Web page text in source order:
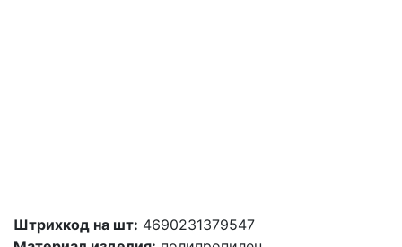
Штрихкод на шт: 4690231379547